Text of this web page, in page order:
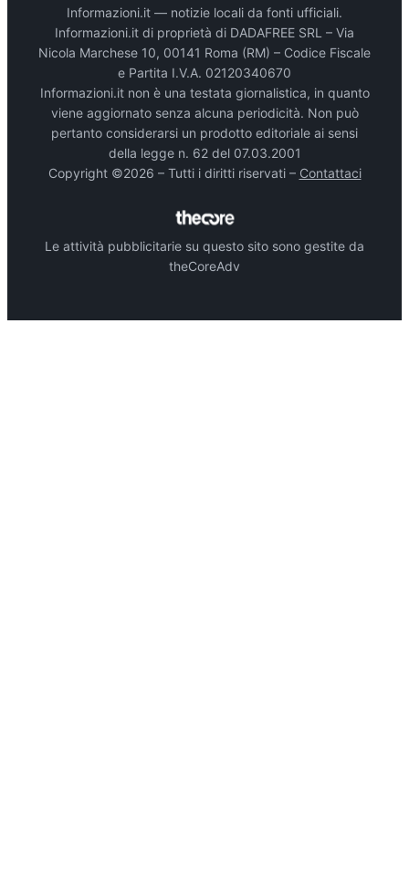
Informazioni.it — notizie locali da fonti ufficiali.
Informazioni.it di proprietà di DADAFREE SRL – Via
Nicola Marchese 10, 00141 Roma (RM) – Codice Fiscale
e Partita I.V.A. 02120340670
Informazioni.it non è una testata giornalistica, in quanto
viene aggiornato senza alcuna periodicità. Non può
pertanto considerarsi un prodotto editoriale ai sensi
della legge n. 62 del 07.03.2001
Copyright ©2026 – Tutti i diritti riservati – Contattaci
Le attività pubblicitarie su questo sito sono gestite da
theCoreAdv